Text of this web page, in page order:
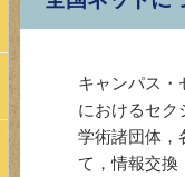
キャンパス・
におけるセク
学術諸団体，
て，情報交換